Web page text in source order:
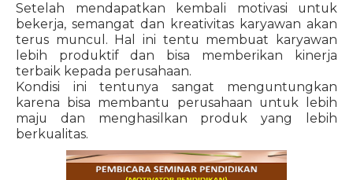
Setelah mendapatkan kembali motivasi untuk
bekerja, semangat dan kreativitas karyawan akan
terus muncul. Hal ini tentu membuat karyawan
lebih produktif dan bisa memberikan kinerja
terbaik kepada perusahaan.
Kondisi ini tentunya sangat menguntungkan
karena bisa membantu perusahaan untuk lebih
maju dan menghasilkan produk yang lebih
berkualitas.